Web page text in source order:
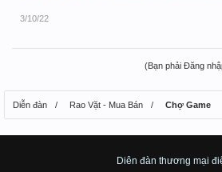
3/10/22
(Bạn phải Đăng
Diễn đàn Rao Vặt - Mua Bán Chợ Game
Diên đàn thương mại